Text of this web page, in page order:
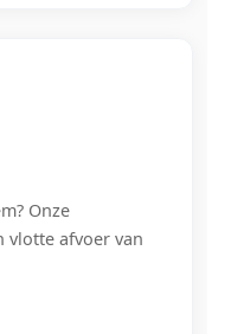
Onze
vlotte afvoer van